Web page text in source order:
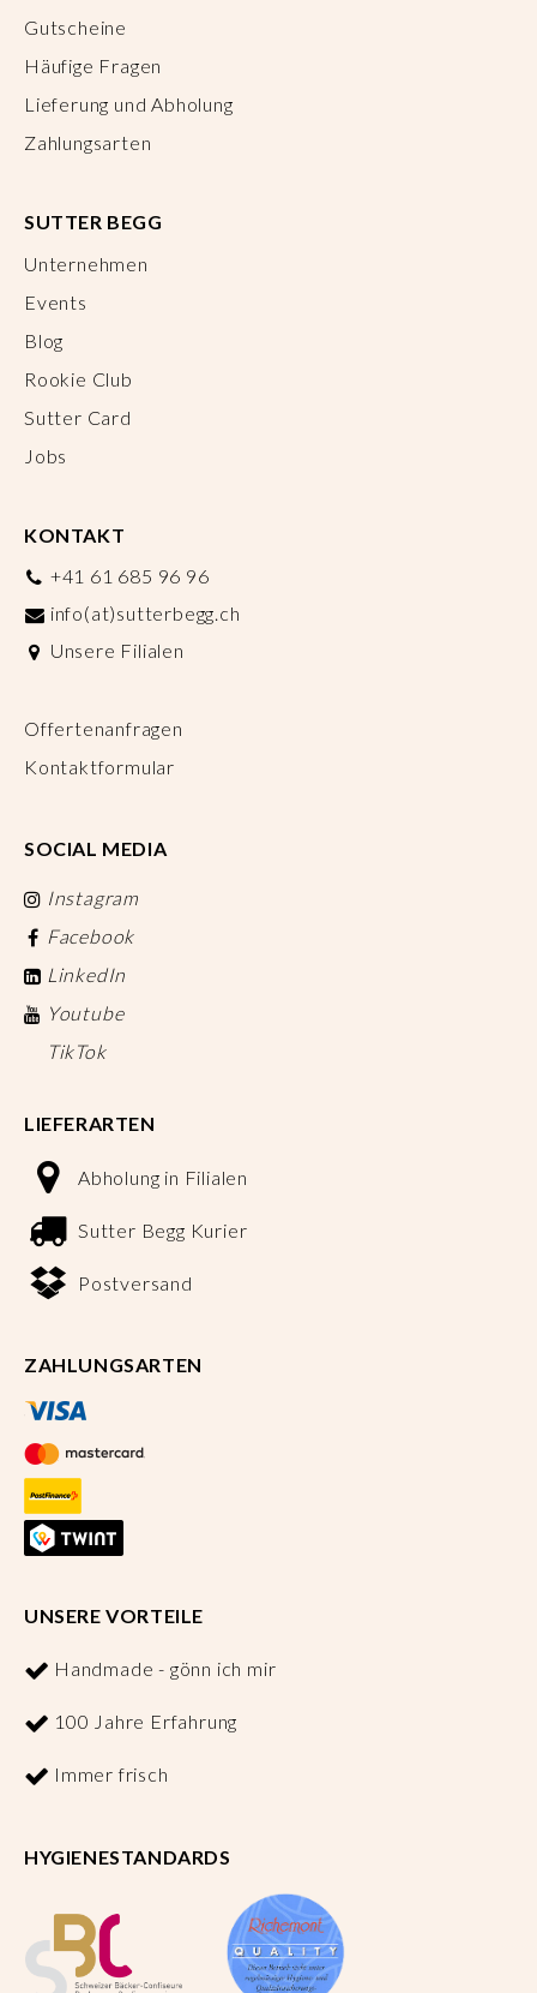
Gutscheine
Häufige Fragen
Lieferung und Abholung
Zahlungsarten
SUTTER BEGG
Unternehmen
Events
Blog
Rookie Club
Sutter Card
Jobs
KONTAKT
+41 61 685 96 96
info(at)sutterbegg.ch
Unsere Filialen
Offertenanfragen
Kontaktformular
SOCIAL MEDIA
Instagram
Facebook
LinkedIn
Youtube
TikTok
LIEFERARTEN
Abholung in Filialen
Sutter Begg Kurier
Postversand
ZAHLUNGSARTEN
UNSERE VORTEILE
Handmade - gönn ich mir
100 Jahre Erfahrung
Immer frisch
HYGIENESTANDARDS